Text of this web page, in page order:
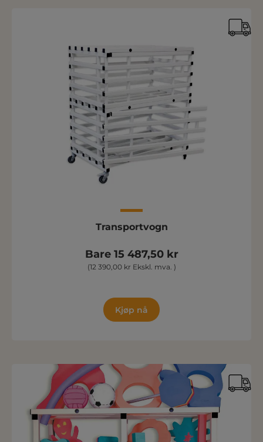
Transportvogn
Bare 15 487,50 kr
(12 390,00 kr Ekskl. mva. )
Kjøp nå